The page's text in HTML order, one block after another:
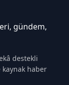
gündem,
destekli
kaynak haber